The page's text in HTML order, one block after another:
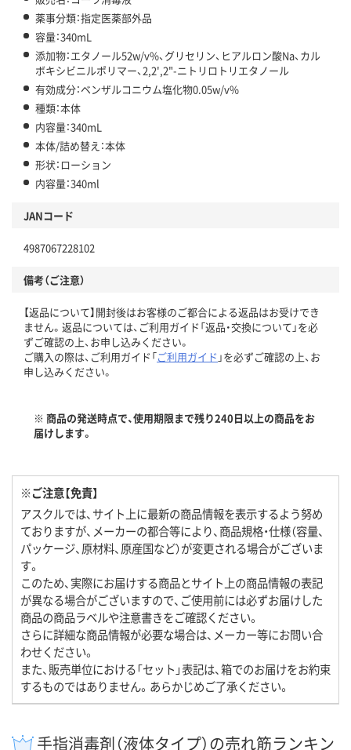
薬事分類：指定医薬部外品
容量：340mL
添加物：エタノール52w/v%、グリセリン、ヒアルロン酸Na、カル
ボキシビニルポリマー、2,2',2"-ニトリロトリエタノール
有効成分：ベンザルコニウム塩化物0.05w/v%
種類：本体
内容量：340mL
本体/詰め替え：本体
形状：ローション
内容量：340ml
JANコード
4987067228102
備考（ご注意）
【返品について】開封後はお客様のご都合による返品はお受けでき
ません。返品については、ご利用ガイド「返品・交換について」を必
ずご確認の上、お申し込みください。
ご購入の際は、ご利用ガイド「ご利用ガイド 」を必ずご確認の上、お
申し込みください。
※ 商品の発送時点で、使用期限まで残り240日以上の商品をお
届けします。
※ご注意【免責】
アスクルでは、サイト上に最新の商品情報を表示するよう努め
ておりますが、メーカーの都合等により、商品規格・仕様（容量、
パッケージ、原材料、原産国など）が変更される場合がございま
す。
このため、実際にお届けする商品とサイト上の商品情報の表記
が異なる場合がございますので、ご使用前には必ずお届けした
商品の商品ラベルや注意書きをご確認ください。
さらに詳細な商品情報が必要な場合は、メーカー等にお問い合
わせください。
また、販売単位における「セット」表記は、箱でのお届けをお約束
するものではありません。あらかじめご了承ください。
手指消毒剤（液体タイプ）の売れ筋ランキン